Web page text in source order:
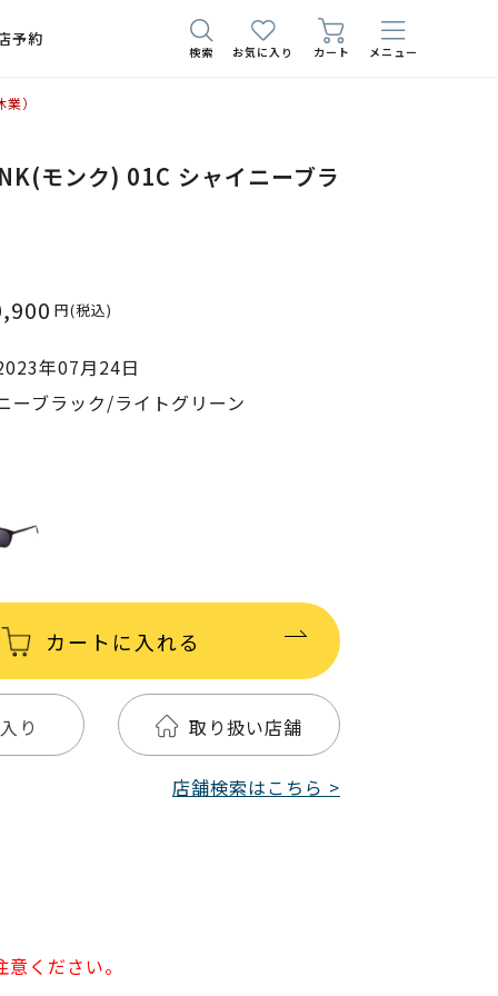
予約
検索 お気に入り カート メニュー
）
モンク) 01C シャイニーブラ
円(税込)
年07月24日
ーブラック/ライトグリーン
カートに入れる
り 取り扱い店舗
店舗検索はこちら >
ください。